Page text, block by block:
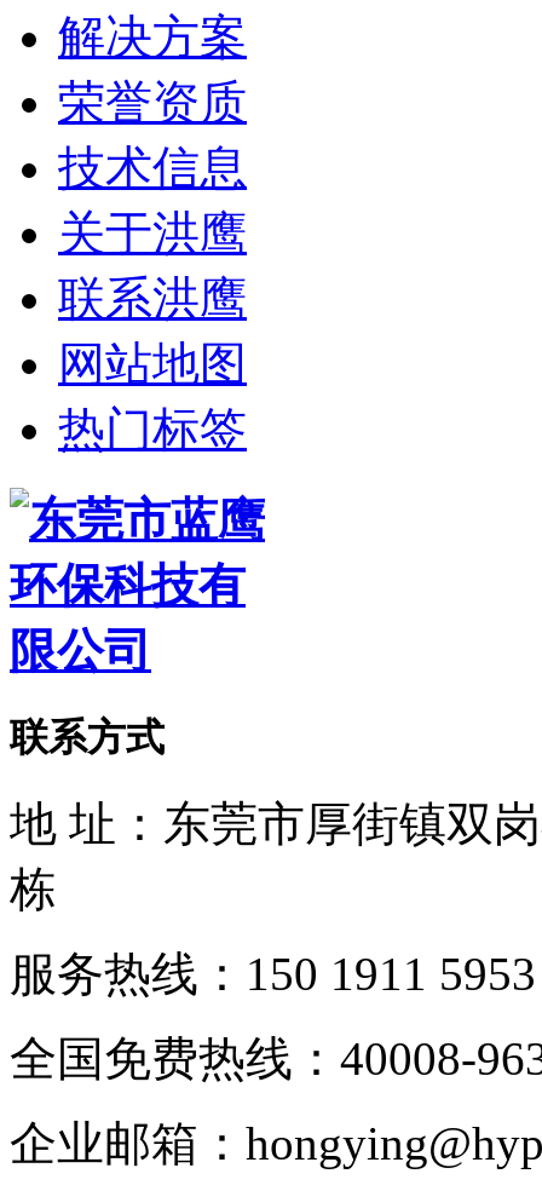
解决方案
荣誉资质
技术信息
关于洪鹰
联系洪鹰
网站地图
热门标签
联系方式
地 址：东莞市厚街镇双
栋
服务热线：150 1911 5953
全国免费热线：40008-
企业邮箱：